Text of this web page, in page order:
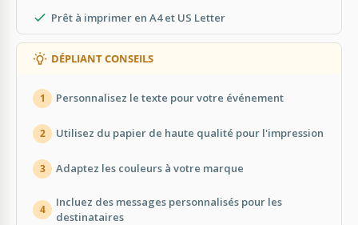
Prêt à imprimer en A4 et US Letter
DÉPLIANT CONSEILS
1 Personnalisez le texte pour votre événement
2 Utilisez du papier de haute qualité pour l'impression
3 Adaptez les couleurs à votre marque
4
Incluez des messages personnalisés pour les
destinataires